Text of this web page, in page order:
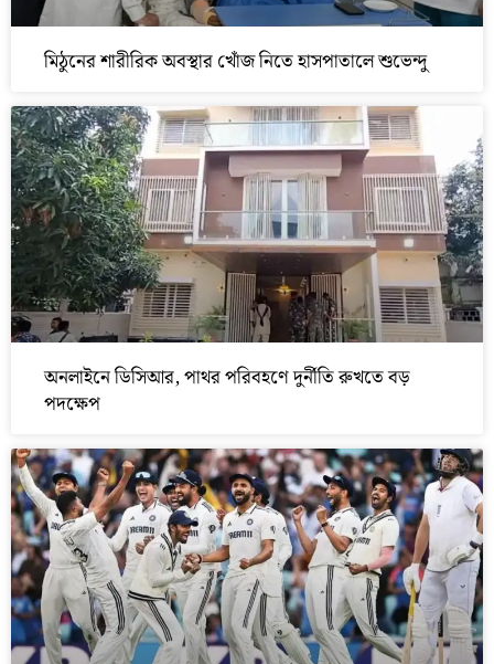
মিঠুনের শারীরিক অবস্থার খোঁজ নিতে হাসপাতালে শুভেন্দু
অনলাইনে ডিসিআর, পাথর পরিবহণে দুর্নীতি রুখতে বড়
পদক্ষেপ